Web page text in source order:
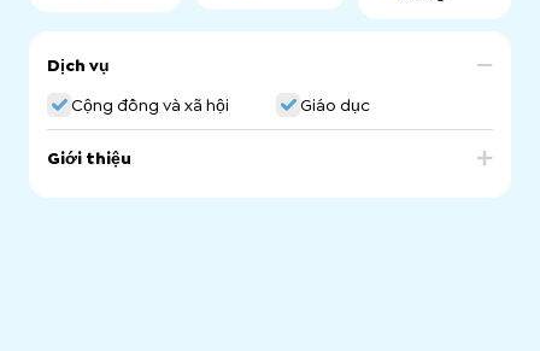
Dịch vụ
Cộng đồng và xã hội
Giáo dục
Giới thiệu